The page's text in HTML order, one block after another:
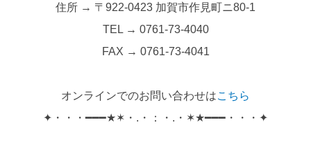
住所 → 〒922-0423 加賀市作見町ニ80-1
TEL → 0761-73-4040
FAX → 0761-73-4041
オンラインでのお問い合わせはこちら
✦・・・━━━★✶・.・：・.・✶★━━━・・・✦